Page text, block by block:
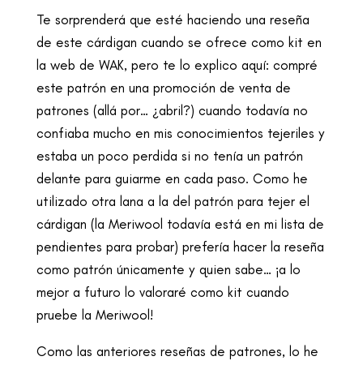
Te sorprenderá que esté haciendo una reseña
de este cárdigan cuando se ofrece como kit en
la web de WAK, pero te lo explico aquí: compré
este patrón en una promoción de venta de
patrones (allá por… ¿abril?) cuando todavía no
confiaba mucho en mis conocimientos tejeriles y
estaba un poco perdida si no tenía un patrón
delante para guiarme en cada paso. Como he
utilizado otra lana a la del patrón para tejer el
cárdigan (la Meriwool todavía está en mi lista de
pendientes para probar) prefería hacer la reseña
como patrón únicamente y quien sabe… ¡a lo
mejor a futuro lo valoraré como kit cuando
pruebe la Meriwool!
Como las anteriores reseñas de patrones, lo he